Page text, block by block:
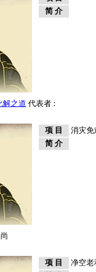
简 介
解之道 代表者 :
项 目
消灾免
简 介
项 目
净空老